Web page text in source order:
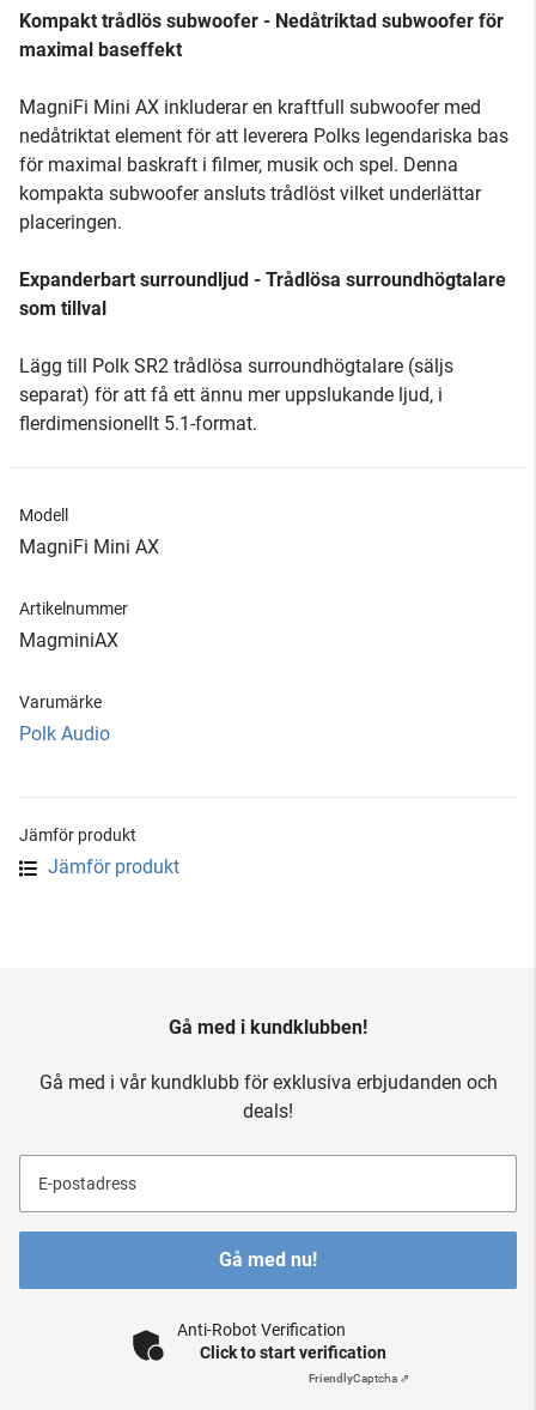
Kompakt trådlös subwoofer - Nedåtriktad subwoofer för
maximal baseffekt
MagniFi Mini AX inkluderar en kraftfull subwoofer med
nedåtriktat element för att leverera Polks legendariska bas
för maximal baskraft i filmer, musik och spel. Denna
kompakta subwoofer ansluts trådlöst vilket underlättar
placeringen.
Expanderbart surroundljud - Trådlösa surroundhögtalare
som tillval
Lägg till Polk SR2 trådlösa surroundhögtalare (säljs
separat) för att få ett ännu mer uppslukande ljud, i
flerdimensionellt 5.1-format.
Modell
MagniFi Mini AX
Artikelnummer
MagminiAX
Varumärke
Polk Audio
Jämför produkt
Jämför produkt
Gå med i kundklubben!
Gå med i vår kundklubb för exklusiva erbjudanden och
deals!
E-postadress
Gå med nu!
Anti-Robot Verification
Click to start verification
FriendlyCaptcha ⇗